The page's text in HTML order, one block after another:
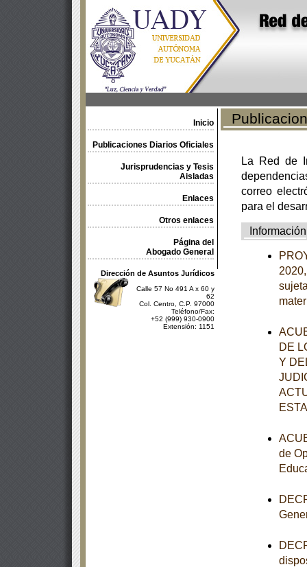
Inicio
Publicaciones Diarios Oficiales
Jurisprudencias y Tesis
Aisladas
Enlaces
Otros enlaces
Página del
Abogado General
Dirección de Asuntos Jurídicos
Calle 57 No 491 A x 60 y
62
Col. Centro, C.P. 97000
Teléfono/Fax:
+52 (999) 930-0900
Extensión: 1151
La Red de
correo
para el
Información
DE
Y
de